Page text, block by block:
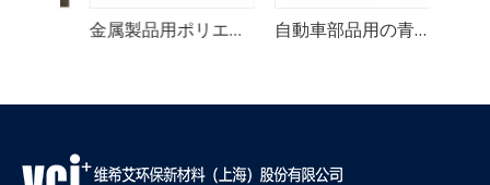
金属製品用ポリエチレン ポリ VCI バッグ 自動車部品用の青い多目的 VCI バッグ